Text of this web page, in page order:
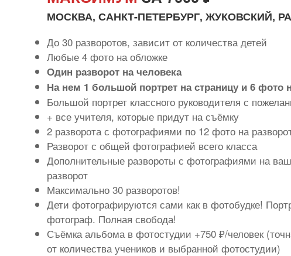
МОСКВА, САНКТ-ПЕТЕРБУРГ, ЖУКОВСКИЙ,
До 30 разворотов, зависит от количества детей
Любые 4 фото на обложке
Один разворот на человека
На нем 1 большой портрет на страницу и 6 фото
Большой портрет классного руководителя с
+ все учителя, которые придут на съёмку
2 разворота с фотографиями по 12 фото на
Разворот с общей фотографией всего класса
Дополнительные развороты с фотографиями на
разворот
Максимально 30 разворотов!
Дети фотографируются сами как в фотобудке!
фотограф. Полная свобода!
Съёмка альбома в фотостудии +750 ₽/человек
от количества учеников и выбранной фотостудии)